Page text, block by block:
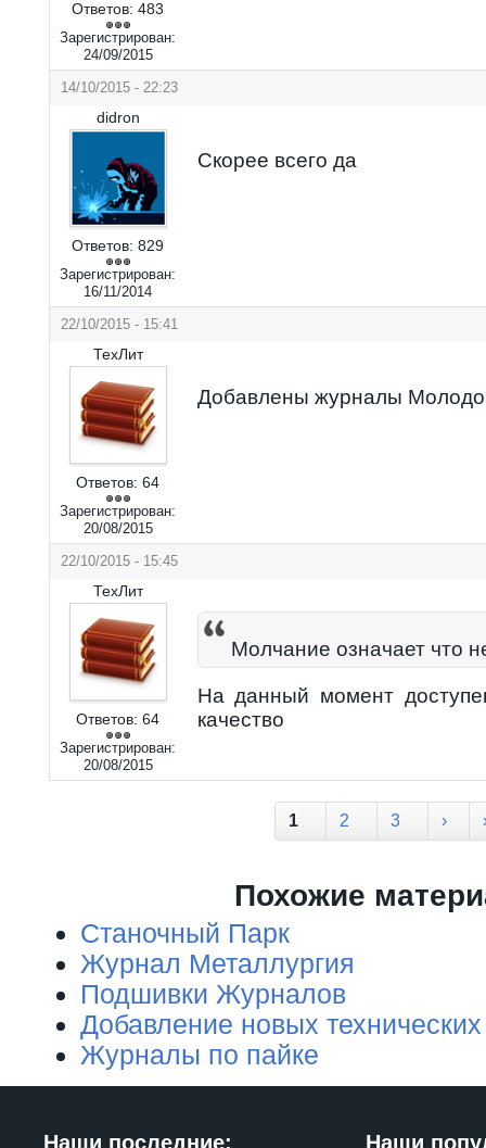
Ответов: 483
Зарегистрирован:
24/09/2015
14/10/2015 - 22:23
didron
Ответов: 829
Зарегистрирован:
16/11/2014
Скорее всего да
22/10/2015 - 15:41
ТехЛит
Ответов: 64
Зарегистрирован:
20/08/2015
Добавлены журналы
22/10/2015 - 15:45
ТехЛит
Ответов: 64
Зарегистрирован:
20/08/2015
Молчание означает что
На данный момент
качество
1 2 3 ›
Похожие
Станочный Парк
Журнал Металлургия
Подшивки Журналов
Добавление новых
Журналы по пайке
Наши последние: Наши